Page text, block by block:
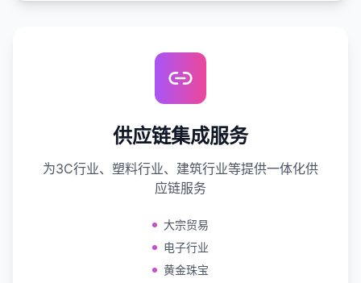
供应链集成服务
为3C行业、塑料行业、建筑行业等提供一体化供
应链服务
大宗贸易
电子行业
黄金珠宝